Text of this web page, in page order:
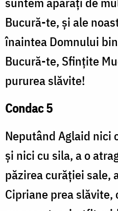
Bucură-te, și ale
înaintea Domnului
Bucură-te, Sfințite
pururea slăvite!
Condac 5
Neputând Aglaid nici
și nici cu sila, a o
păzirea curăției sale,
Cipriane prea slăvite,